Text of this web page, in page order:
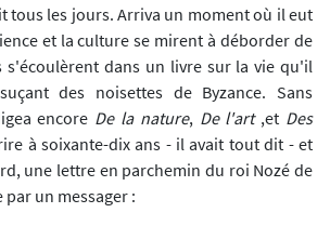
tous les jours. Arriva un moment où il eut
et la culture se mirent à déborder de
s'écoulèrent dans un livre sur la vie qu'il
des noisettes de Byzance. Sans
encore De la nature, De l'art,et Des
à soixante-dix ans - il avait tout dit - et
une lettre en parchemin du roi Nozé de
un messager :